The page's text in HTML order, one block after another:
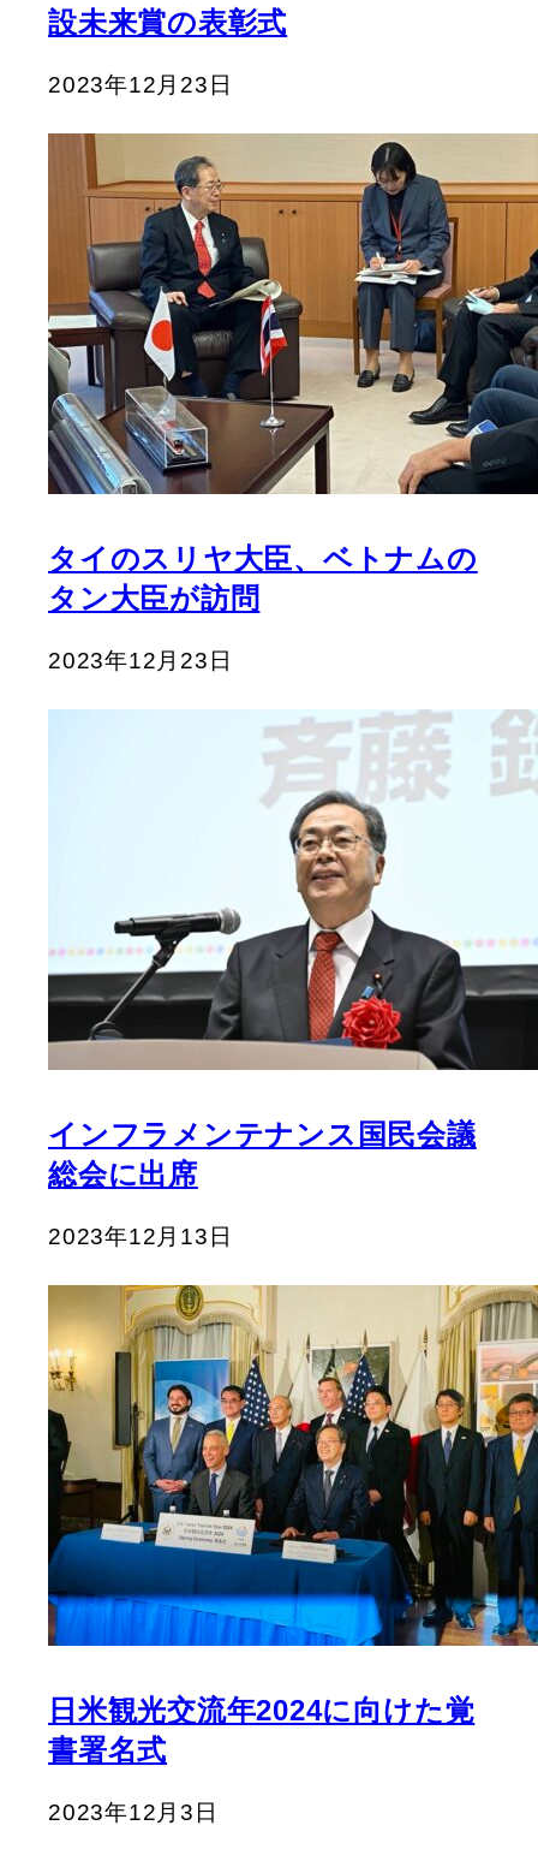
設未来賞の表彰式
2023年12月23日
タイのスリヤ大臣、ベトナムの
タン大臣が訪問
2023年12月23日
インフラメンテナンス国民会議
総会に出席
2023年12月13日
日米観光交流年2024に向けた覚
書署名式
2023年12月3日